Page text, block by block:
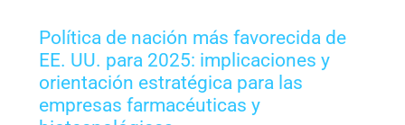
Política de nación más favorecida de
EE. UU. para 2025: implicaciones y
orientación estratégica para las
empresas farmacéuticas y